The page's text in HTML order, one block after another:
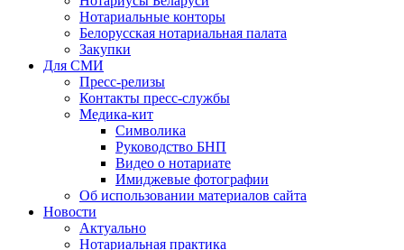
Нотариальные конторы
Белорусская нотариальная палата
Закупки
Для СМИ
Пресс-релизы
Контакты пресс-службы
Медика-кит
Символика
Руководство БНП
Видео о нотариате
Имиджевые фотографии
Об использовании материалов сайта
Новости
Актуально
Нотариальная практика